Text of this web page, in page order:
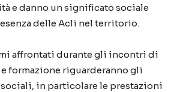
e danno un significato sociale
delle Acli nel territorio.
affrontati durante gli incontri di
formazione riguarderanno gli
in particolare le prestazioni